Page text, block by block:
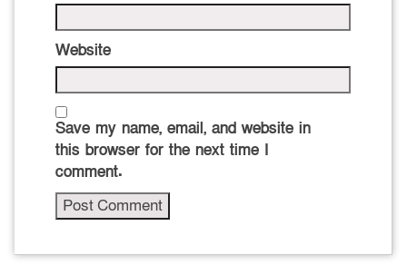
Website
Save my name, email, and website in
this browser for the next time I
comment.